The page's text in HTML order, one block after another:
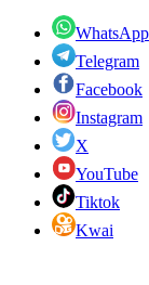
WhatsApp
Telegram
Facebook
Instagram
X
YouTube
Tiktok
Kwai